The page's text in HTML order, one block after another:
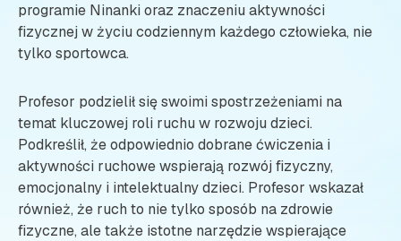
programie Ninanki oraz znaczeniu aktywności
fizycznej w życiu codziennym każdego człowieka, nie
tylko sportowca.
Profesor podzielił się swoimi spostrzeżeniami na
temat kluczowej roli ruchu w rozwoju dzieci.
Podkreślił, że odpowiednio dobrane ćwiczenia i
aktywności ruchowe wspierają rozwój fizyczny,
emocjonalny i intelektualny dzieci. Profesor wskazał
również, że ruch to nie tylko sposób na zdrowie
fizyczne, ale także istotne narzędzie wspierające